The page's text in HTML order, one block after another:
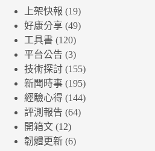
上架快報 (19)
好康分享 (49)
工具書 (120)
平台公告 (3)
技術探討 (155)
新聞時事 (195)
經驗心得 (144)
評測報告 (64)
開箱文 (12)
韌體更新 (6)